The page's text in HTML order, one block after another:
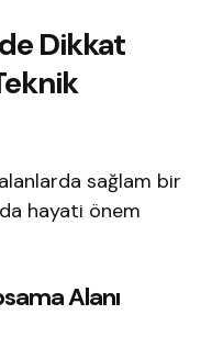
Dikkat
sağlam bir
hayati önem
Alanı